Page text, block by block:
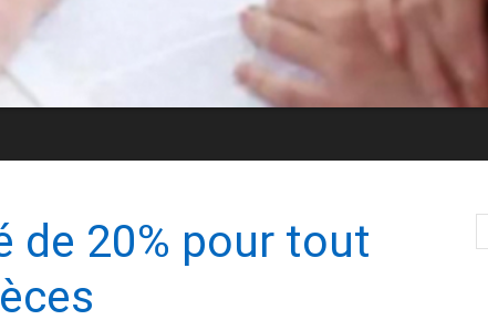
de 20% pour tout